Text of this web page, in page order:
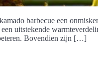
barbecue een
uitstekende
Bovendien zijn […]